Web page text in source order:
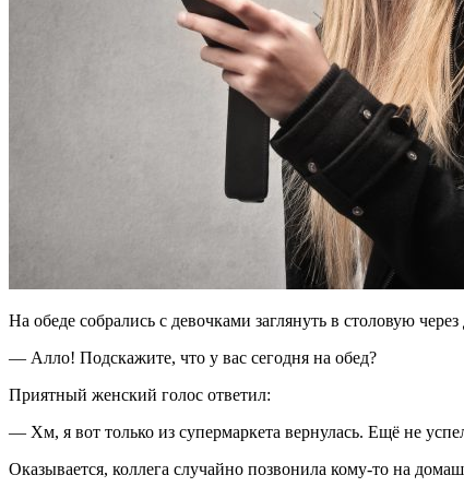
На обеде собрались с девочками заглянуть в столовую
— Алло! Подскажите, что у вас сегодня на обед?
Приятный женский голос ответил:
— Хм, я вот только из супермаркета вернулась. Ещё не
Оказывается, коллега случайно позвонила кому-то на